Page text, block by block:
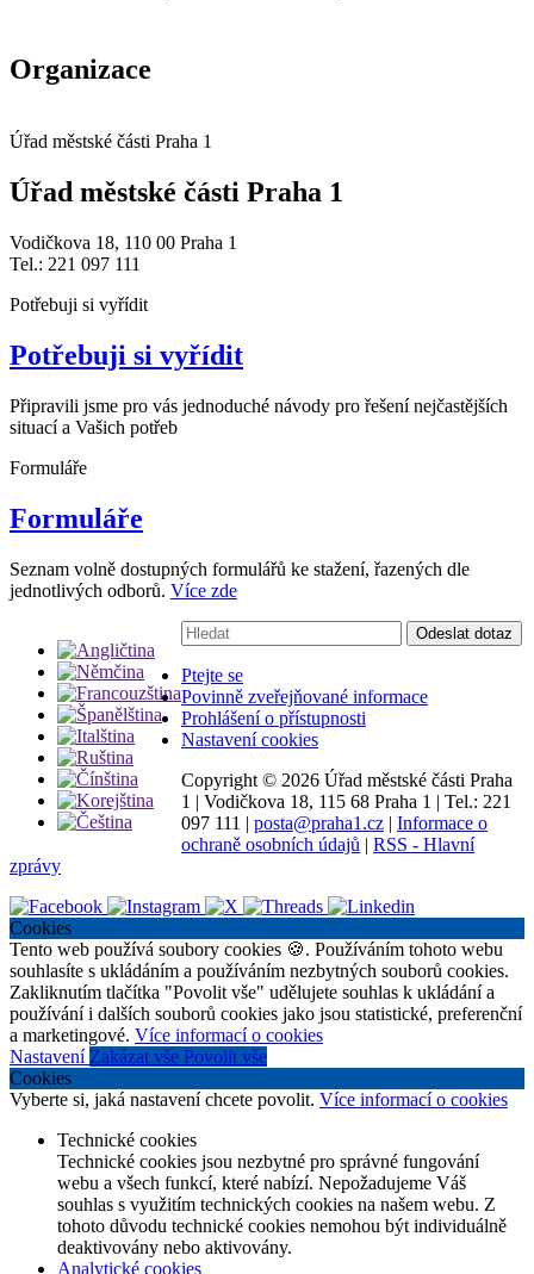
Organizace
Úřad městské části Praha 1
Úřad městské části Praha 1
Vodičkova 18, 110 00 Praha 1
Tel.: 221 097 111
Potřebuji si vyřídit
Potřebuji si vyřídit
Připravili jsme pro vás jednoduché návody pro řešení nejčastějších
situací a Vašich potřeb
Formuláře
Formuláře
Seznam volně dostupných formulářů ke stažení, řazených dle
jednotlivých odborů. Více zde
Vyhledávání:
Odeslat dotaz
Ptejte se
Povinně zveřejňované informace
Prohlášení o přístupnosti
Nastavení cookies
Copyright © 2026 Úřad městské části Praha
1 | Vodičkova 18, 115 68 Praha 1 | Tel.: 221
097 111 | posta@praha1.cz | Informace o
ochraně osobních údajů | RSS - Hlavní
zprávy
Cookies
Tento web používá soubory cookies 🍪. Používáním tohoto webu
souhlasíte s ukládáním a používáním nezbytných souborů cookies.
Zakliknutím tlačítka "Povolit vše" udělujete souhlas k ukládání a
používání i dalších souborů cookies jako jsou statistické, preferenční
a marketingové. Více informací o cookies
Nastavení Zakázat vše Povolit vše
Cookies
Vyberte si, jaká nastavení chcete povolit. Více informací o cookies
Technické cookies
Technické cookies jsou nezbytné pro správné fungování
webu a všech funkcí, které nabízí. Nepožadujeme Váš
souhlas s využitím technických cookies na našem webu. Z
tohoto důvodu technické cookies nemohou být individuálně
deaktivovány nebo aktivovány.
Analytické cookies